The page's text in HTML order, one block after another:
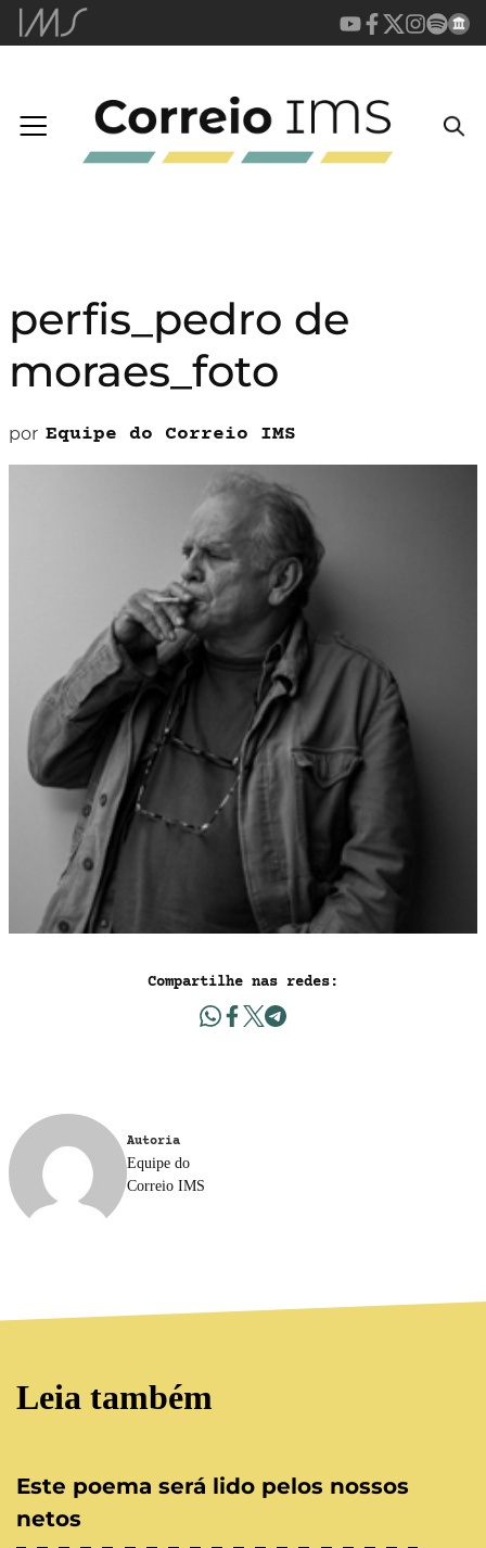
perfis_pedro de
moraes_foto
por Equipe do Correio IMS
Compartilhe nas redes:
Autoria
Equipe do
Correio IMS
Leia também
Este poema será lido pelos nossos
netos